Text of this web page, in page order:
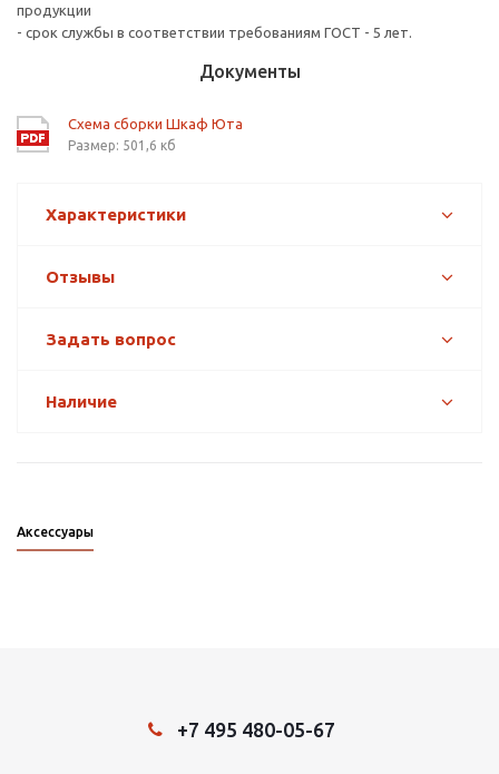
продукции
- срок службы в соответствии требованиям ГОСТ - 5 лет.
Документы
Схема сборки Шкаф Юта
Размер: 501,6 кб
Характеристики
Отзывы
Задать вопрос
Наличие
Аксессуары
+7 495 480-05-67